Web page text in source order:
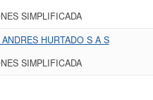
SIMPLIFICADA
HURTADO S A S
SIMPLIFICADA